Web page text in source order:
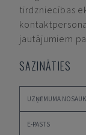
tirdzniecības
jautājumiem
SAZINĀTIES